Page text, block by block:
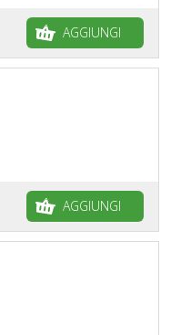
AGGIUNGI
AGGIUNGI